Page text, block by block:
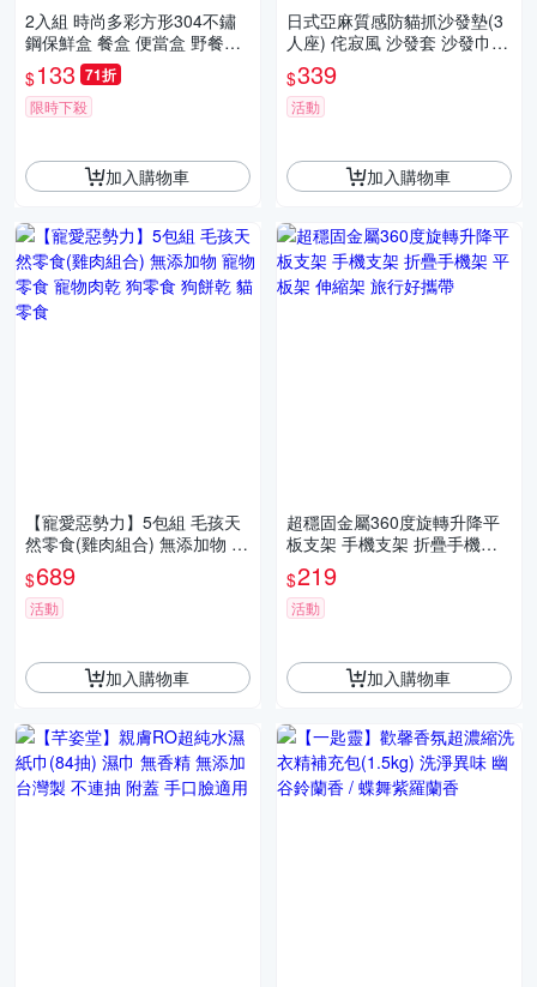
2入組 時尚多彩方形304不鏽
鋼保鮮盒 餐盒 便當盒 野餐盒
飯盒 密封盒 分裝盒
$133 71折
限時下殺
加入購物車
日式亞麻質感防貓抓沙發墊(3
人座) 侘寂風 沙發套 沙發巾
四季通用 保護墊 防髒汙
$339
活動
加入購物車
【寵愛惡勢力】5包組 毛孩天
然零食(雞肉組合) 無添加物 寵
物零食 寵物肉乾 狗零食 狗餅
乾 貓零食
$689
活動
加入購物車
超穩固金屬360度旋轉升降平
板支架 手機支架 折疊手機架
平板架 伸縮架 旅行好攜帶
$219
活動
加入購物車